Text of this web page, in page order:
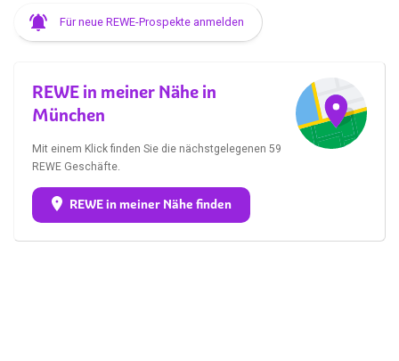
Für neue REWE-Prospekte anmelden
REWE in meiner Nähe in
München
Mit einem Klick finden Sie die nächstgelegenen 59
REWE Geschäfte.
REWE in meiner Nähe finden